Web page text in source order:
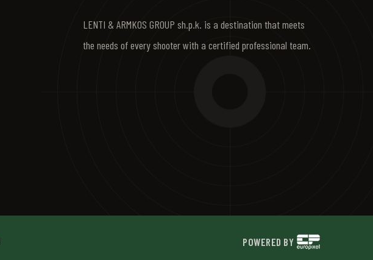
LENTI & ARMKOS GROUP sh.p.k. is a destination that meets
the needs of every shooter with a certified professional team.
POWERED BY